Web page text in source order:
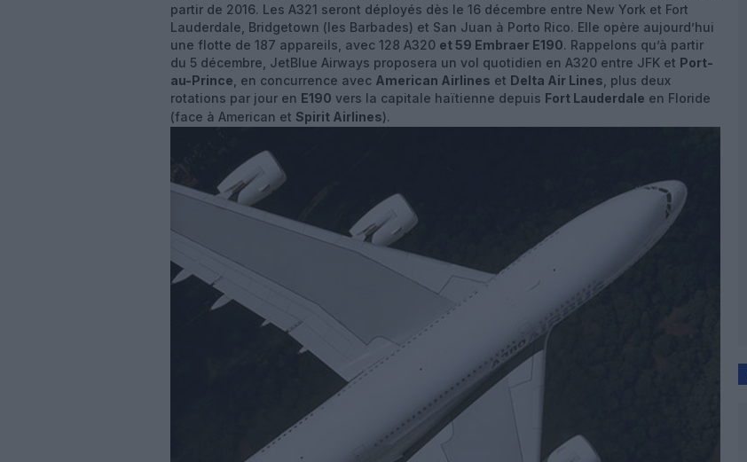
partir de 2016. Les A321 seront déployés dès le 16 décembre entre New York et Fort
Lauderdale, Bridgetown (les Barbades) et San Juan à Porto Rico. Elle opère aujourd’hui
une flotte de 187 appareils, avec 128 A320 et 59 Embraer E190. Rappelons qu’à partir
du 5 décembre, JetBlue Airways proposera un vol quotidien en A320 entre JFK et Port-
au-Prince , en concurrence avec American Airlines et Delta Air Lines , plus deux
rotations par jour en E190 vers la capitale haïtienne depuis Fort Lauderdale en Floride
(face à American et Spirit Airlines).